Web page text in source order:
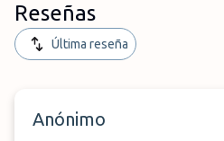
Reseñas
Última reseña
Anónimo